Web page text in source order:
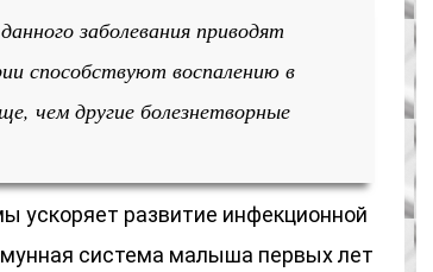
заболевания приводят
способствуют воспалению в
чем другие болезнетворные
ускоряет развитие инфекционной
система малыша первых лет